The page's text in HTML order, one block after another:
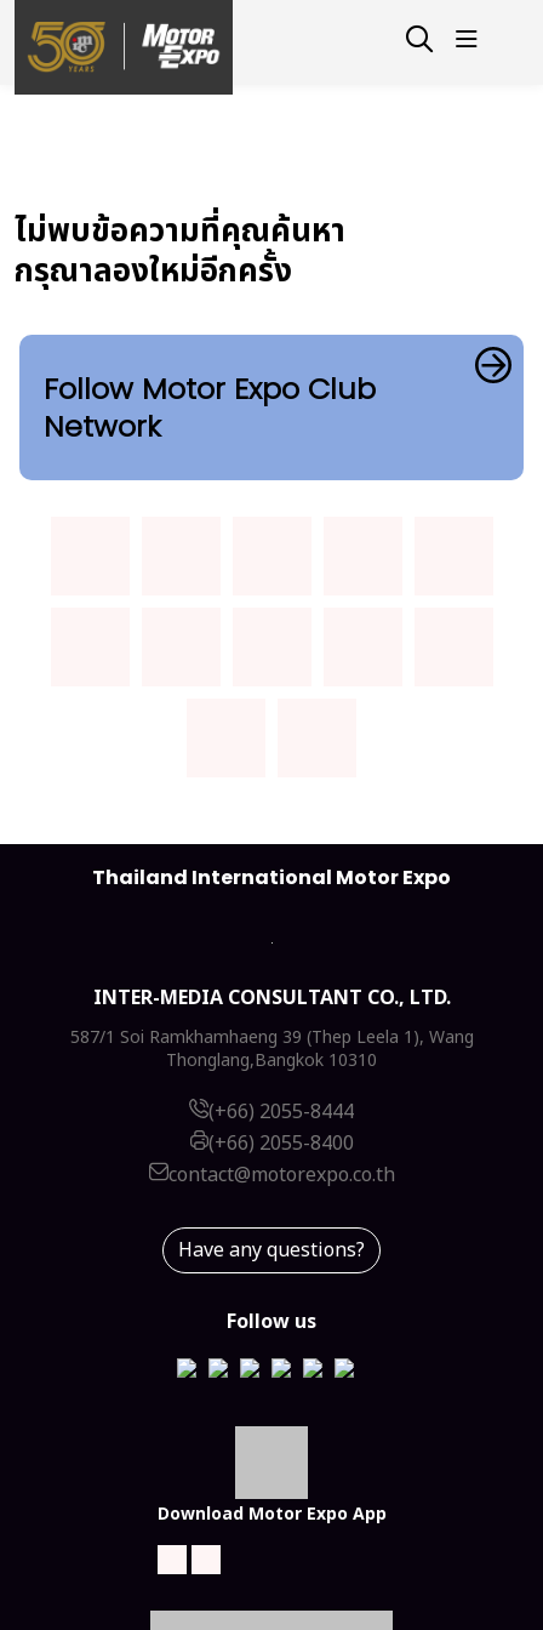
ไม่พบข้อความที่คุณค้นหา
กรุณาลองใหม่อีกครั้ง
Follow Motor Expo Club
Network
Thailand International Motor Expo
INTER-MEDIA CONSULTANT CO., LTD.
587/1 Soi Ramkhamhaeng 39 (Thep Leela 1), Wang
Thonglang,Bangkok 10310
(+66) 2055-8444
(+66) 2055-8400
contact@motorexpo.co.th
Have any questions?
Follow us
Download Motor Expo App